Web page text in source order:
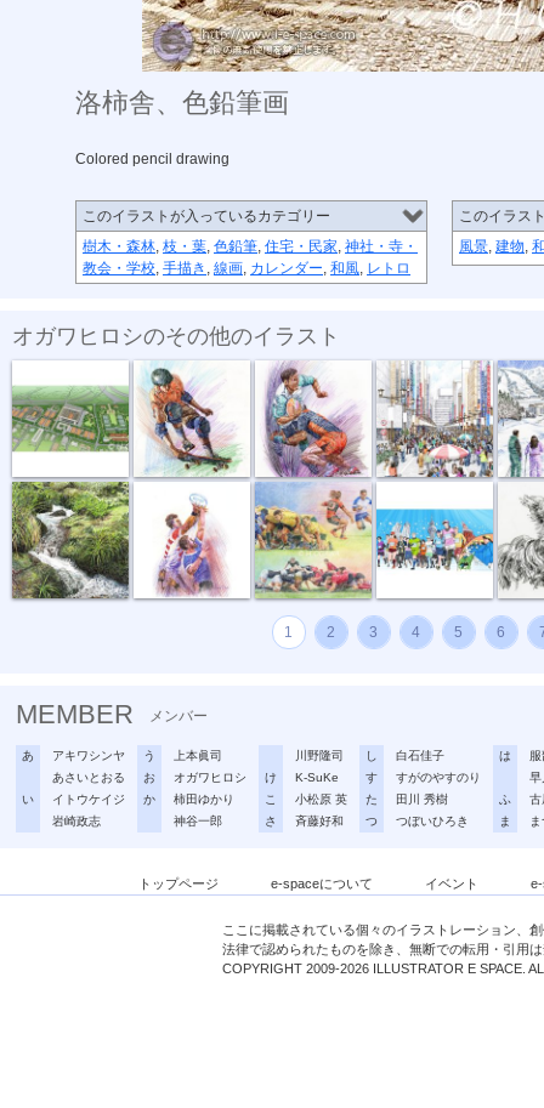
洛柿舎、色鉛筆画
Colored pencil drawing
このイラストが入っているカテゴリー
樹木・森林, 枝・葉, 色鉛筆, 住宅・民家, 神社・寺・
教会・学校, 手描き , 線画, カレンダー, 和風, レトロ
このイラス
風景, 建物,
オガワヒロシのその他のイラスト
全仏オープン... ボールペン画... ボールペン画...
ラインアウト... ラグビーイラ... 東京マラソン... ボー
1 2 3 4 5 6
MEMBER メンバー
あ
アキワシンヤ
あさいとおる
い
イトウケイジ
岩崎政志
う
上本眞司
お
オガワヒロシ
か
柿田ゆかり
神谷一郎
川野隆司
け
K-SuKe
こ
小松原 英
さ
斉藤好和
し
白石佳子
す
すがのやすのり
た
田川 秀樹
つ
つぼいひろき
は
早
ふ
古
ま
トップページ e-spaceについて イベント
ここに掲載されている個々のイラストレーション、
法律で認められたものを除き、無断での転用・引用
COPYRIGHT 2009-2026 ILLUSTRATOR E SPACE.